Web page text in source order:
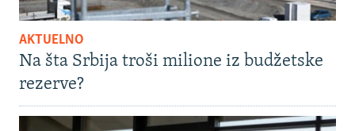
AKTUELNO
Na šta Srbija troši milione iz budžetske
rezerve?